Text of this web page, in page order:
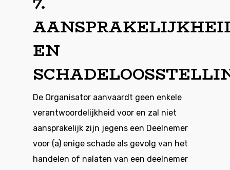
EN
De Organisator aanvaardt geen enkele
verantwoordelijkheid voor en zal niet
aansprakelijk zijn jegens een Deelnemer
voor (a) enige schade als gevolg van het
handelen of nalaten van een deelnemer